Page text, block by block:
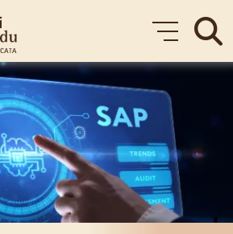
Formazione
Corsi gratuiti
Chi siamo